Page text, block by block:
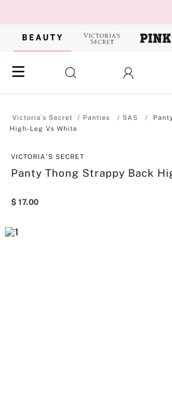
Panties SAS
High-Leg Vs White
VICTORIA'S SECRET
Panty Thong Strappy Back
$ 17.00